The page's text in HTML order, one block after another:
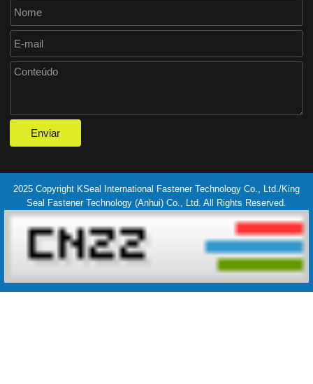
2025 Copyright KSeal International Fastener Technology Co., Ltd./King
Seal Fastener Technology (Anhui) Co., Ltd. All Rights Reserved.